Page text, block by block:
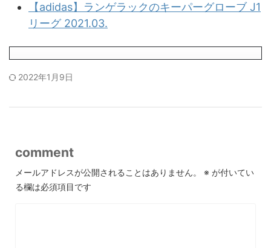
【adidas】ランゲラックのキーパーグローブ J1
リーグ 2021.03.
2022年1月9日
comment
メールアドレスが公開されることはありません。 ※ が付いてい
る欄は必須項目です